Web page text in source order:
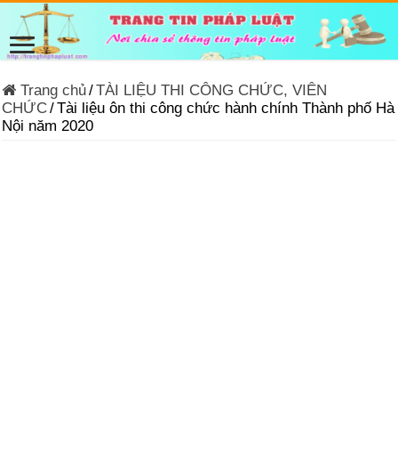
Trang chủ/TÀI LIỆU THI CÔNG CHỨC, VIÊN
CHỨC/Tài liệu ôn thi công chức hành chính Thành phố Hà
Nội năm 2020